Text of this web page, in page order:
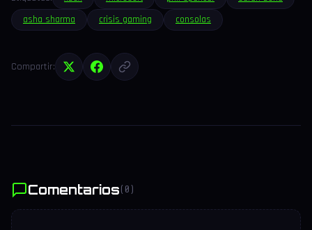
asha sharma
crisis gaming consolas
Compartir:
Comentarios (0)